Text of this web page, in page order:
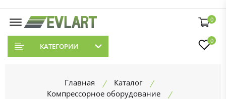
0
КАТЕГОРИИ
0
Главная
Каталог
Компрессорное оборудование